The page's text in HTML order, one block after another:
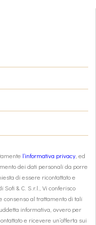
l’informativa privacy, ed
dei dati personali da porre
di essere ricontattato e
& C. S.r.l., Vi conferisco
consenso al trattamento di tali
informativa, ovvero per
e ricevere un’offerta sui